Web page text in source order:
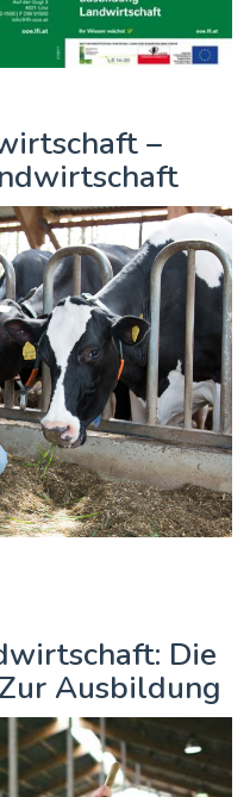
–
Die
Ausbildung